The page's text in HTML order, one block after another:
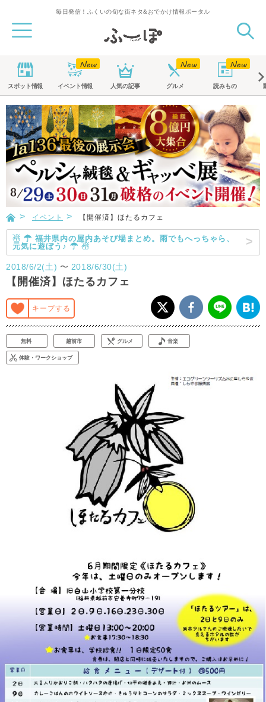
毎日発信！ふくいの旬な街ネタ&おでかけ情報ポータル
スポット情報 イベント情報 人気の記事 グルメ 読みもの
イベント 【開催済】ほたるカフェ
☃ ☂ 福井県内の屋内あそび場まとめ。雨でもへっちゃら、
元気に遊ぼう♪ ☂ ☃
2018/6/2(土) 〜 2018/6/30(土)
【開催済】ほたるカフェ
キープする
無料 越前市 グルメ 音楽
体験・ワークショップ